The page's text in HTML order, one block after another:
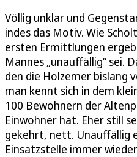
Völlig unklar und
indes das Motiv. Wie
ersten Ermittlungen
Mannes „unauffällig“ sei.
den die Holzemer bislang
man kennt sich in dem
100 Bewohnern der
Einwohner hat. Eher still
gekehrt, nett. Unauffällig
Einsatzstelle immer